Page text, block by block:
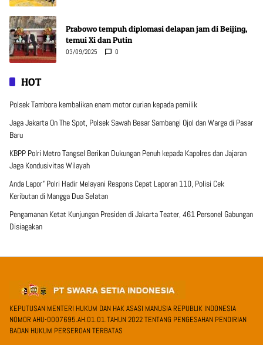
Prabowo tempuh diplomasi delapan jam di Beijing,
temui Xi dan Putin
03/09/2025 0
HOT
Polsek Tambora kembalikan enam motor curian kepada pemilik
Jaga Jakarta On The Spot, Polsek Sawah Besar Sambangi Ojol dan Warga di Pasar
Baru
KBPP Polri Metro Tangsel Berikan Dukungan Penuh kepada Kapolres dan Jajaran
Jaga Kondusivitas Wilayah
Anda Lapor” Polri Hadir Melayani Respons Cepat Laporan 110, Polisi Cek
Keributan di Mangga Dua Selatan
Pengamanan Ketat Kunjungan Presiden di Jakarta Teater, 461 Personel Gabungan
Disiagakan
KEPUTUSAN MENTERI HUKUM DAN HAK ASASI MANUSIA REPUBLIK INDONESIA
NOMOR AHU-0007695.AH.01.01.TAHUN 2022 TENTANG PENGESAHAN PENDIRIAN
BADAN HUKUM PERSEROAN TERBATAS